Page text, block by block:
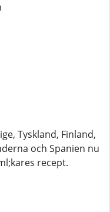
Tyskland, Finland,
och Spanien nu
recept.